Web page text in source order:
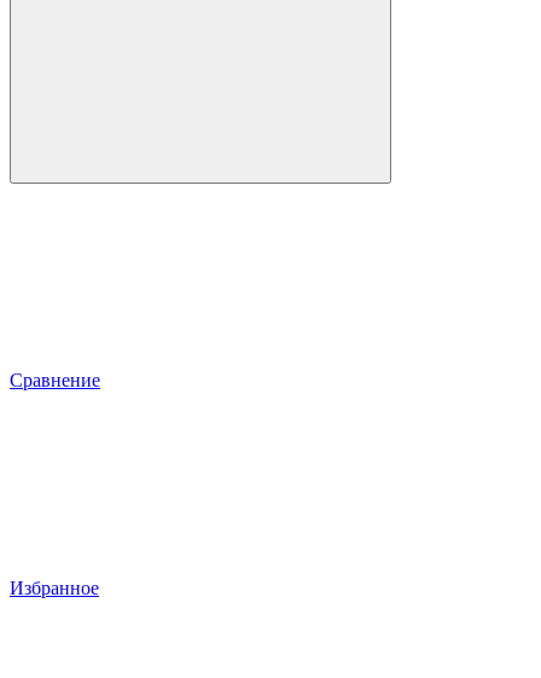
Сравнение
Избранное